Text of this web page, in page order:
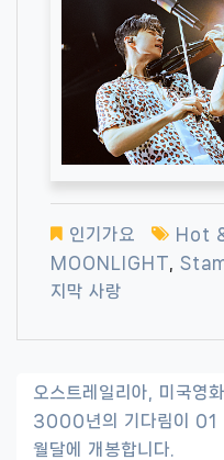
인기가요 Hot
MOONLIGHT
지막 사랑
글
내
오스트레일리아, 미국영화
3000년의 기다림이 01
월달에 개봉합니다.